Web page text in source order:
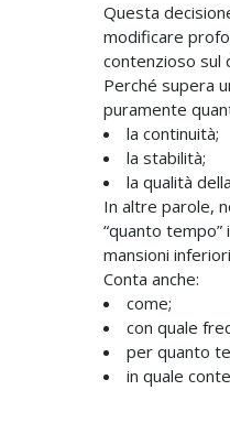
Questa
modificare
contenzioso sul
Perché supera
puramente
la continuità;
la stabilità;
la qualità
In altre parole,
“quanto
mansioni
Conta anche:
come;
con quale
per quanto
in quale